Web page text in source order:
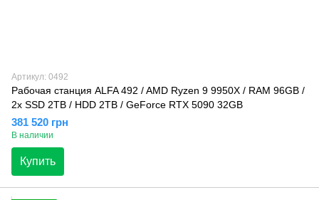
Артикул: 0492
Рабочая станция ALFA 492 / AMD Ryzen 9 9950X / RAM 96GB /
2x SSD 2TB / HDD 2TB / GeForce RTX 5090 32GB
381 520 грн
В наличии
Купить